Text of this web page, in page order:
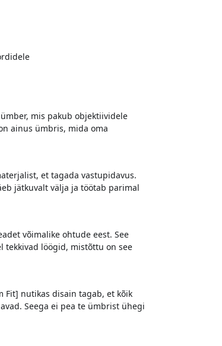
mis pakub objektiividele
ainus ümbris, mida oma
et tagada vastupidavus.
jätkuvalt välja ja töötab parimal
võimalike ohtude eest. See
löögid, mistõttu on see
Fit] nutikas disain tagab, et kõik
Seega ei pea te ümbrist ühegi